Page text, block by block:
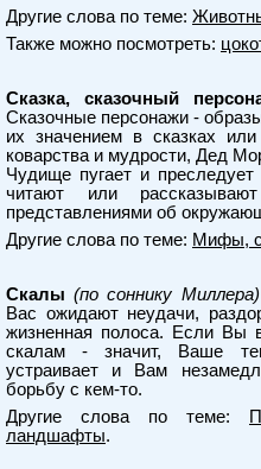
Другие слова по теме:
Также можно посмотреть:
Сказка, сказочный
Сказочные персонажи -
их значением в сказках
коварства и мудрости, Дед
Чудище пугает и
читают или
представлениями об
Другие слова по теме: Мифы,
Скалы (по соннику Миллера)
Вас ожидают неудачи,
жизненная полоса. Если Вы
скалам - значит, Ваше
устраивает и Вам
борьбу с кем-то.
Другие слова по теме:
ландшафты.